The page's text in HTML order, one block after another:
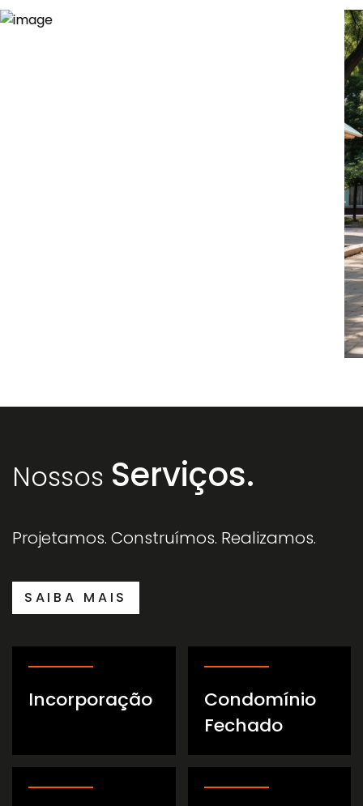
Nossos Serviços.
Projetamos. Construímos. Realizamos.
SAIBA MAIS
Incorporação
Condomínio
Fechado